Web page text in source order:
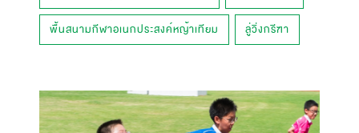
พื้นสนามกีฬาอเนกประสงค์หญ้าเทียม ลู่วิ่งกรีฑา